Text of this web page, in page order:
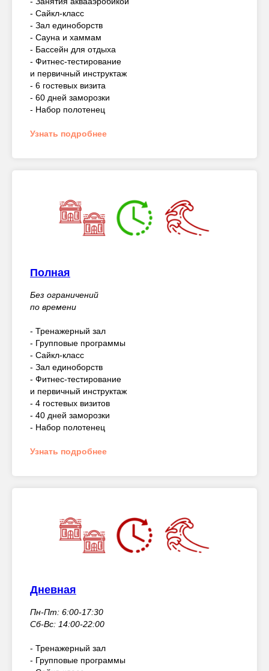
- Сайкл-класс
- Зал единоборств
- Сауна и хаммам
- Бассейн для отдыха
- Фитнес-тестирование
и первичный инструктаж
- 6 гостевых визита
- 60 дней заморозки
- Набор полотенец
Узнать подробнее
Полная
Без ограничений
по времени
- Тренажерный зал
- Групповые программы
- Сайкл-класс
- Зал единоборств
- Фитнес-тестирование
и первичный инструктаж
- 4 гостевых визитов
- 40 дней заморозки
- Набор полотенец
Узнать подробнее
Дневная
Пн-Пт: 6:00-17:30
Сб-Вс: 14:00-22:00
- Тренажерный зал
- Групповые программы